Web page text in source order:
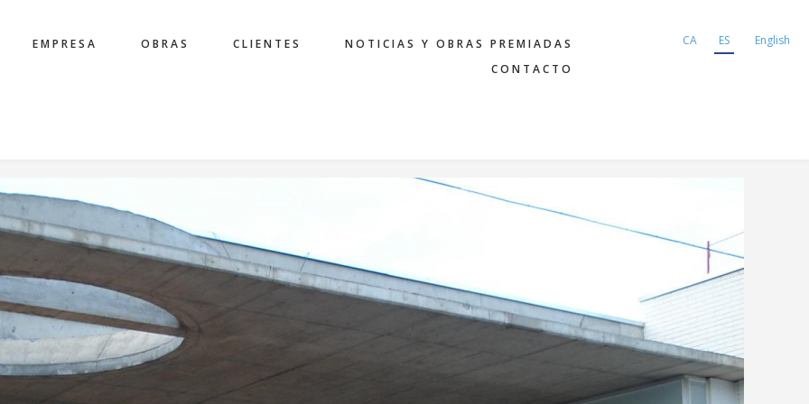
CA ES English
EMPRESA OBRAS CLIENTES
NOTICIAS Y OBRAS PREMIADAS
CONTACTO